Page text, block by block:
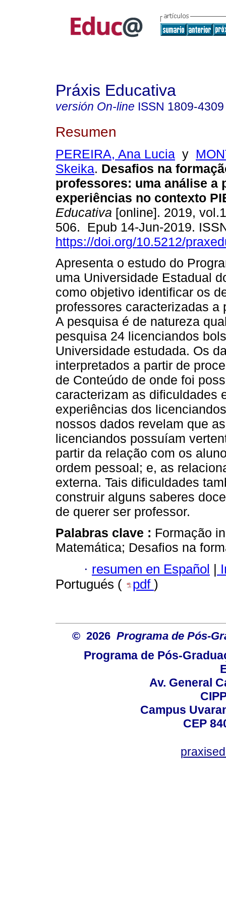
Práxis Educativa
versión On-line ISSN 1809-4309
Resumen
PEREIRA, Ana Lucia y
Skeika. Desafios na
professores: uma análise a
experiências no contexto
Educativa [online]. 2019,
506. Epub 14-Jun-2019.
https://doi.org/10.5212/
Apresenta o estudo do
uma Universidade Estadual
como objetivo identificar os
professores caracterizadas a
A pesquisa é de natureza
pesquisa 24 licenciandos
Universidade estudada. Os
interpretados a partir de
de Conteúdo de onde foi
caracterizam as dificuldades
experiências dos
nossos dados revelam que
licenciandos possuíam
partir da relação com os
ordem pessoal; e, as
externa. Tais dificuldades
construir alguns saberes
de querer ser professor.
Palabras clave : Formação
Matemática; Desafios na
· resumen en Español |
Portugués (
pdf )
© 2026 Programa de Pós-
Programa de Pós-
Av. General
Campus
CEP